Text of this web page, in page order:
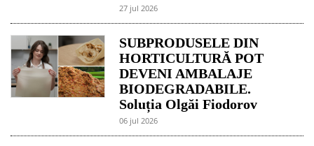
27 jul 2026
SUBPRODUSELE DIN
HORTICULTURĂ POT
DEVENI AMBALAJE
BIODEGRADABILE.
Soluția Olgăi Fiodorov
06 jul 2026